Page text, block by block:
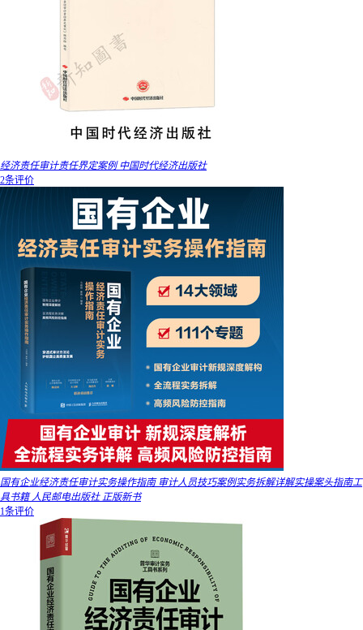
经济责任审计责任界定案例 中国时代经济出版社
2条评价
国有企业经济责任审计实务操作指南 审计人员技巧案例实务拆解详解实操案头指南工
具书籍 人民邮电出版社 正版新书
1条评价